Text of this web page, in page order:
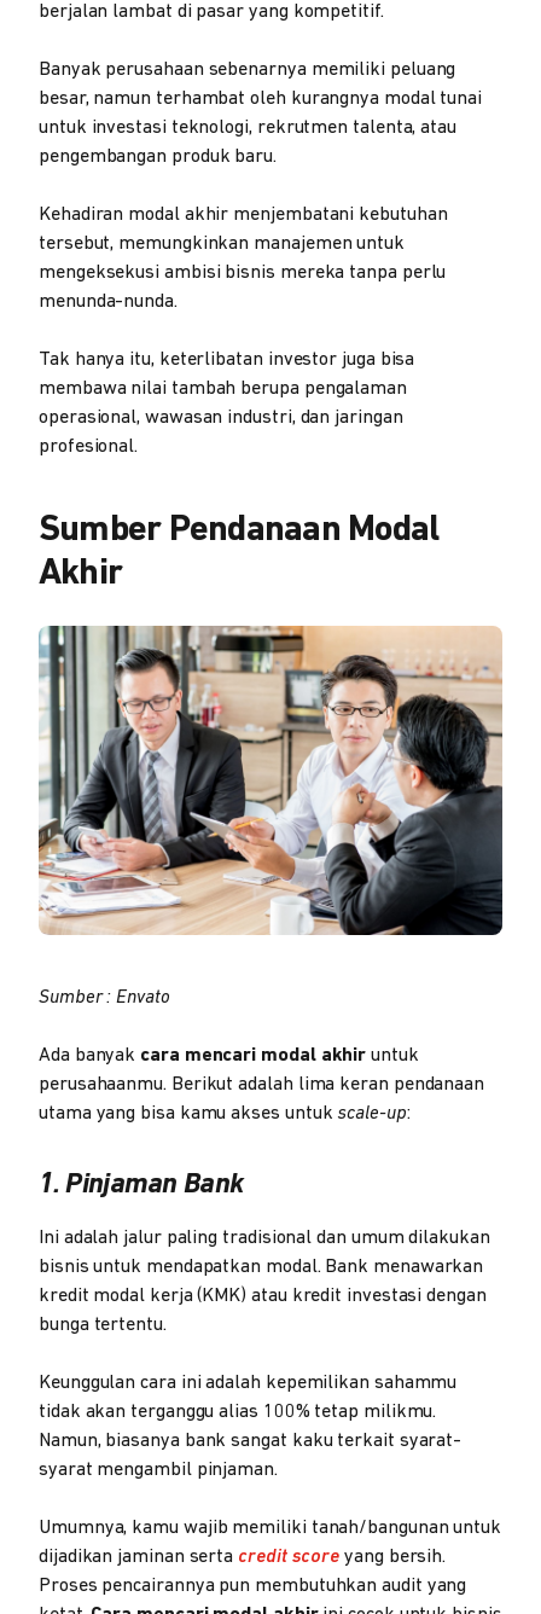
berjalan lambat di pasar yang kompetitif.
Banyak perusahaan sebenarnya memiliki peluang
besar, namun terhambat oleh kurangnya modal tunai
untuk investasi teknologi, rekrutmen talenta, atau
pengembangan produk baru.
Kehadiran modal akhir menjembatani kebutuhan
tersebut, memungkinkan manajemen untuk
mengeksekusi ambisi bisnis mereka tanpa perlu
menunda-nunda.
Tak hanya itu, keterlibatan investor juga bisa
membawa nilai tambah berupa pengalaman
operasional, wawasan industri, dan jaringan
profesional.
Sumber Pendanaan Modal
Akhir
Sumber : Envato
Ada banyak cara mencari modal akhir untuk
perusahaanmu. Berikut adalah lima keran pendanaan
utama yang bisa kamu akses untuk scale-up:
1. Pinjaman Bank
Ini adalah jalur paling tradisional dan umum dilakukan
bisnis untuk mendapatkan modal. Bank menawarkan
kredit modal kerja (KMK) atau kredit investasi dengan
bunga tertentu.
Keunggulan cara ini adalah kepemilikan sahammu
tidak akan terganggu alias 100% tetap milikmu.
Namun, biasanya bank sangat kaku terkait syarat-
syarat mengambil pinjaman.
Umumnya, kamu wajib memiliki tanah/bangunan untuk
dijadikan jaminan serta credit score yang bersih.
Proses pencairannya pun membutuhkan audit yang